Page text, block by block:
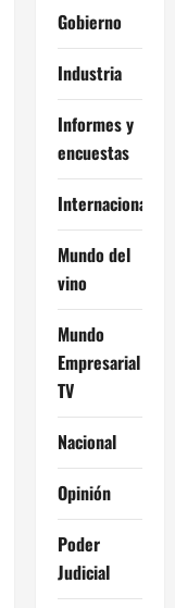
Gobierno
Industria
Informes y
encuestas
Internacional
Mundo del
vino
Mundo
Empresarial
TV
Nacional
Opinión
Poder
Judicial